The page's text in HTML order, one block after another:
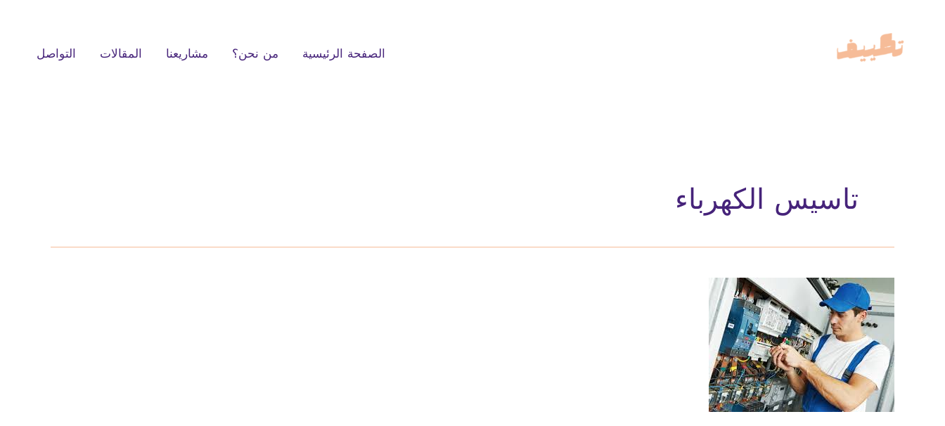
الصفحة الرئيسية من نحن؟ مشاريعنا المقالات التواصل
تاسيس الكهرباء